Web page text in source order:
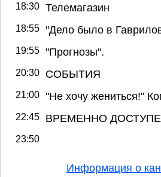
18:30 Телемагазин
18:55 "Дело было в
19:55 "Прогнозы".
20:30 СОБЫТИЯ
21:00 "Не хочу жениться!"
22:45 ВРЕМЕННО
23:50
Информация о